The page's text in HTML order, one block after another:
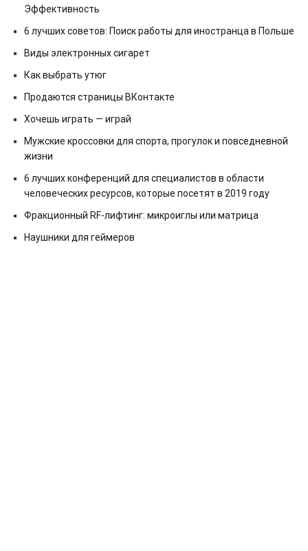
Эффективность
6 лучших советов: Поиск работы для иностранца в Польше
Виды электронных сигарет
Как выбрать утюг
Продаются страницы ВКонтакте
Хочешь играть — играй
Мужские кроссовки для спорта, прогулок и повседневной
жизни
6 лучших конференций для специалистов в области
человеческих ресурсов, которые посетят в 2019 году
Фракционный RF-лифтинг: микроиглы или матрица
Наушники для геймеров